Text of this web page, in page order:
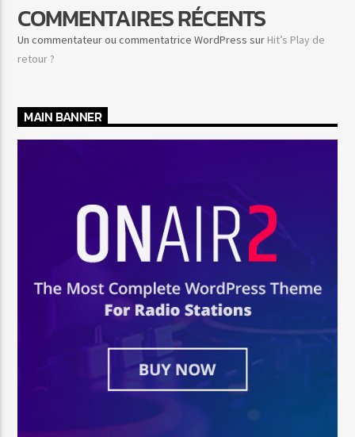
COMMENTAIRES RÉCENTS
Un commentateur ou commentatrice WordPress sur Hit’s Play de
retour ?
MAIN BANNER